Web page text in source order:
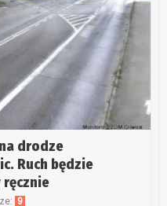
drodze
Ruch będzie
9